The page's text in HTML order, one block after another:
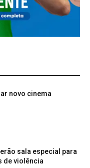
novo cinema
sala especial para
de violência